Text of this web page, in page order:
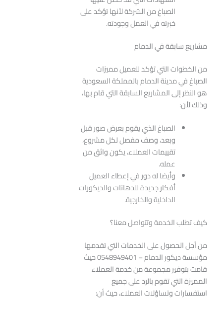
الصباغ من الشركة لأنها تؤكد على
خبرته في العمل وجودته.
مشاريع سابقة في الدمام
من الخطوات التي تؤكد للعميل مميزات
الصباغ في مدينة الدمام بالمملكة السعودية
هو النظر إلى المشاريع السابقة التي قام بها،
وذلك لأن:
الصباغ الذي يقوم بعرض صور قبل
وبعد، وصف مفصل لكل مشروع،
تقييمات العملاء، يكون واثق من
عمله.
وأيضا له دور في إعطاء العميل
أفكار جديدة للدهانات والديكورات
الداخلية والخارجية.
كيف تطلب الخدمة وتتواصل معنا؟
من أجل الحصول على الخدمات التي تقدمها
مؤسسة ديكور الدمام – 0548949401 حيث
قامت بتوفير مجموعة من خدمة العملاء
المميزة التي تقوم بالرد على جميع
استفسارات وتساؤلات العملاء، حيث أن: